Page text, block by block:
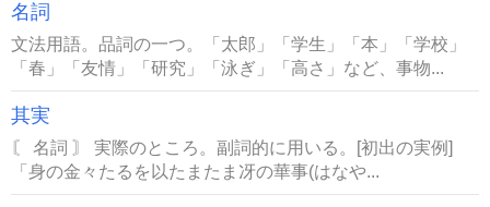
名詞
文法用語。品詞の一つ。「太郎」「学生」「本」「学校」
「春」「友情」「研究」「泳ぎ」「高さ」など、事物...
其実
〘 名詞 〙 実際のところ。副詞的に用いる。[初出の実例]
「身の金々たるを以たまたま冴の華事(はなや...